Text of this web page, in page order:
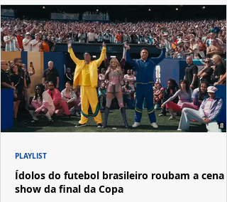
Ídolos do futebol brasileiro roubam a cena
show da final da Copa
PLAYLIST